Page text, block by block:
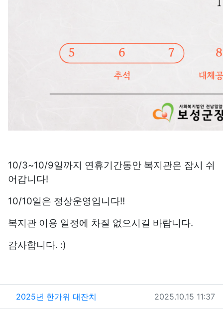
10/3~10/9일까지 연휴기간동안 복지관은 잠시 쉬
어갑니다!
10/10일은 정상운영입니다!!
복지관 이용 일정에 차질 없으시길 바랍니다.
감사합니다. :)
관련자료
2025년 한가위 대잔치 작성일
2025.10.15 11:37